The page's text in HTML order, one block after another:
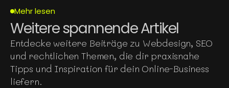
Mehr lesen
Weitere spannende Artikel
Entdecke weitere Beiträge zu Webdesign, SEO
und rechtlichen Themen, die dir praxisnahe
Tipps und Inspiration für dein Online-Business
liefern.